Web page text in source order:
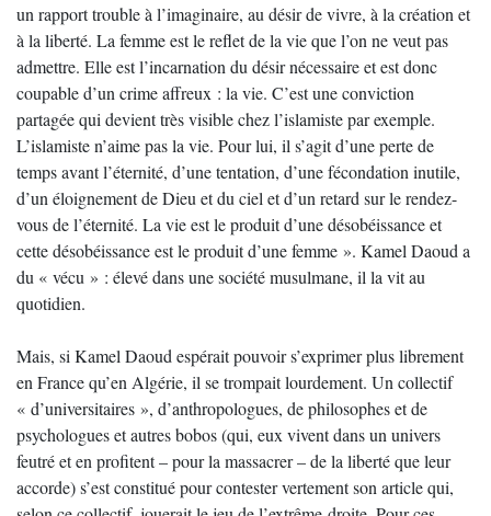
un rapport trouble à l’imaginaire, au désir de vivre, à la création et
à la liberté. La femme est le reﬂet de la vie que l’on ne veut pas
admettre. Elle est l’incarnation du désir nécessaire et est donc
coupable d’un crime affreux : la vie. C’est une conviction
partagée qui devient très visible chez l’islamiste par exemple.
L’islamiste n’aime pas la vie. Pour lui, il s’agit d’une perte de
temps avant l’éternité, d’une tentation, d’une fécondation inutile,
d’un éloignement de Dieu et du ciel et d’un retard sur le rendez-
vous de l’éternité. La vie est le produit d’une désobéissance et
cette désobéissance est le produit d’une femme ». Kamel Daoud a
du « vécu » : élevé dans une société musulmane, il la vit au
quotidien.
Mais, si Kamel Daoud espérait pouvoir s’exprimer plus librement
en France qu’en Algérie, il se trompait lourdement. Un collectif
« d’universitaires », d’anthropologues, de philosophes et de
psychologues et autres bobos (qui, eux vivent dans un univers
feutré et en profitent – pour la massacrer – de la liberté que leur
accorde) s’est constitué pour contester vertement son article qui,